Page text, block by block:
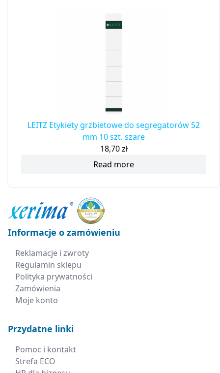
LEITZ Etykiety grzbietowe do segregatorów 52
mm 10 szt. szare
18,70zł
Read more
Informacje o zamówieniu
Reklamacje i zwroty
Regulamin sklepu
Polityka prywatności
Zamówienia
Moje konto
Przydatne linki
Pomoc i kontakt
Strefa ECO